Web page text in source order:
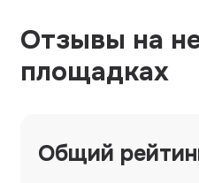
Отзывы на
площадках
Общий